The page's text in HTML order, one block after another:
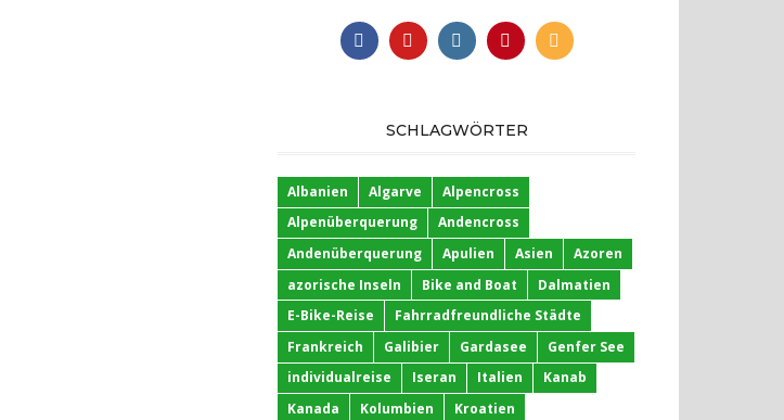
SCHLAGWÖRTER
Albanien Algarve
Alpencross
Alpenüberquerung
Andencross
Andenüberquerung
Apulien Asien
Azoren
azorische Inseln
Bike and Boat
Dalmatien
E-Bike-Reise
Fahrradfreundliche Städte
Frankreich
Galibier Gardasee
Genfer See
individualreise
Iseran Italien
Kanab
Kanada
Kolumbien
Kroatien